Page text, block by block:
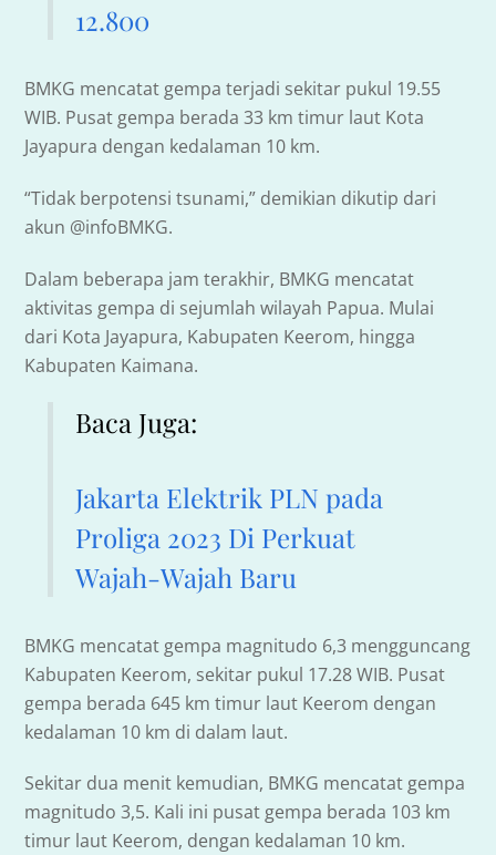
12.800
BMKG mencatat gempa terjadi sekitar pukul 19.55
WIB. Pusat gempa berada 33 km timur laut Kota
Jayapura dengan kedalaman 10 km.
“Tidak berpotensi tsunami,” demikian dikutip dari
akun @infoBMKG.
Dalam beberapa jam terakhir, BMKG mencatat
aktivitas gempa di sejumlah wilayah Papua. Mulai
dari Kota Jayapura, Kabupaten Keerom, hingga
Kabupaten Kaimana.
Baca Juga:
Jakarta Elektrik PLN pada
Proliga 2023 Di Perkuat
Wajah-Wajah Baru
BMKG mencatat gempa magnitudo 6,3 mengguncang
Kabupaten Keerom, sekitar pukul 17.28 WIB. Pusat
gempa berada 645 km timur laut Keerom dengan
kedalaman 10 km di dalam laut.
Sekitar dua menit kemudian, BMKG mencatat gempa
magnitudo 3,5. Kali ini pusat gempa berada 103 km
timur laut Keerom, dengan kedalaman 10 km.